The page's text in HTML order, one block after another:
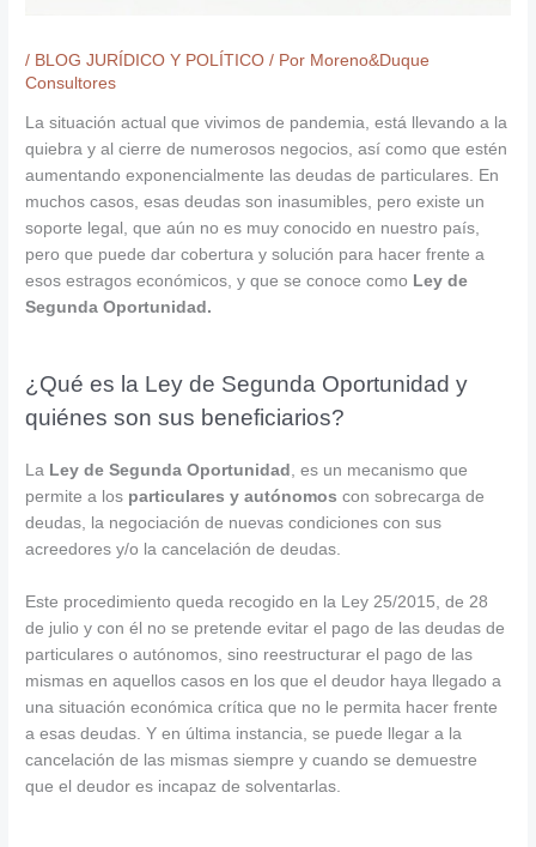
/ BLOG JURÍDICO Y POLÍTICO / Por Moreno&Duque
Consultores
La situación actual que vivimos de pandemia, está llevando a la
quiebra y al cierre de numerosos negocios, así como que estén
aumentando exponencialmente las deudas de particulares. En
muchos casos, esas deudas son inasumibles, pero existe un
soporte legal, que aún no es muy conocido en nuestro país,
pero que puede dar cobertura y solución para hacer frente a
esos estragos económicos, y que se conoce como Ley de
Segunda Oportunidad.
¿Qué es la Ley de Segunda Oportunidad y
quiénes son sus beneficiarios?
La Ley de Segunda Oportunidad
, es un mecanismo que
permite a los particulares y autónomos con sobrecarga de
deudas, la negociación de nuevas condiciones con sus
acreedores y/o la cancelación de deudas.
Este procedimiento queda recogido en la Ley 25/2015, de 28
de julio y con él no se pretende evitar el pago de las deudas de
particulares o autónomos, sino reestructurar el pago de las
mismas en aquellos casos en los que el deudor haya llegado a
una situación económica crítica que no le permita hacer frente
a esas deudas. Y en última instancia, se puede llegar a la
cancelación de las mismas siempre y cuando se demuestre
que el deudor es incapaz de solventarlas.